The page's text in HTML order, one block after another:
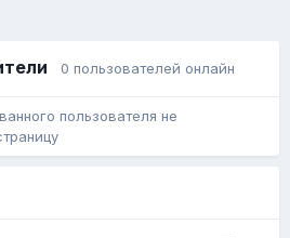
0 пользователей онлайн
пользователя не